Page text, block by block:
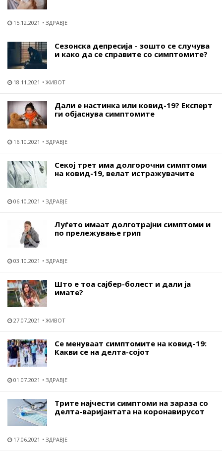
15.12.2021 ЗДРАВЈЕ
Сезонска депресија - зошто се случува
и како да се справите со симптомите?
18.11.2021 ЖИВОТ
Дали е настинка или ковид-19? Експерт
ги објаснува симптомите
16.10.2021 ЗДРАВЈЕ
Секој трет има долгорочни симптоми
на ковид-19, велат истражувачите
06.10.2021 ЗДРАВЈЕ
Луѓето имаат долготрајни симптоми и
по прележување грип
03.10.2021 ЗДРАВЈЕ
Што е тоа сајбер-болест и дали ја
имате?
27.07.2021 ЖИВОТ
Се менуваат симптомите на ковид-19:
Какви се на делта-сојот
01.07.2021 ЗДРАВЈЕ
Трите најчести симптоми на зараза со
делта-варијантата на коронавирусот
17.06.2021 ЗДРАВЈЕ